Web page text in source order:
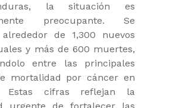
la situación es
preocupante. Se
de 1,300 nuevos
y más de 600 muertes,
entre las principales
mortalidad por cáncer en
Estas cifras reflejan la